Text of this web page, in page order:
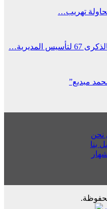
تهريب…
مبديع”
نحن
بنا